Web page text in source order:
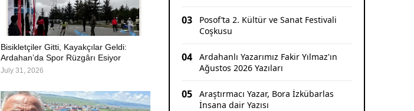
Bisikletçiler Gitti, Kayakçılar Geldi:
Ardahan’da Spor Rüzgârı Esiyor
July 31, 2026
03
Posof’ta 2. Kültür ve Sanat Festivali
Coşkusu
04
Ardahanlı Yazarımız Fakir Yılmaz'ın
Ağustos 2026 Yazıları
05
Araştırmacı Yazar, Bora İzkübarlas
İnsana dair Yazısı